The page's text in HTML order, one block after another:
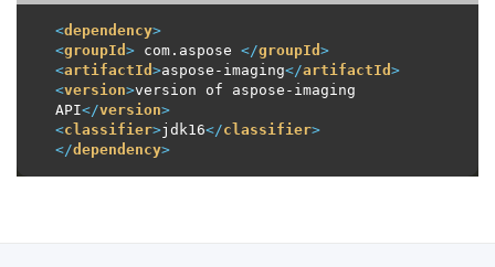
<dependency>
<groupId > com.aspose </groupId >
<artifactId >aspose-imaging</artifactId >
<version>version of aspose-imaging
API</version>
<classifier>jdk16</classifier>
</dependency>